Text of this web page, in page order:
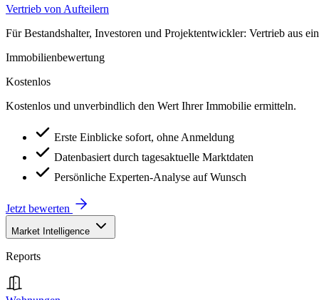
Vertrieb von Aufteilern
Für Bestandshalter, Investoren und Projektentwickler: Vertrieb aus
Immobilienbewertung
Kostenlos
Kostenlos und unverbindlich den Wert Ihrer Immobilie ermitteln.
Erste Einblicke sofort, ohne Anmeldung
Datenbasiert durch tagesaktuelle Marktdaten
Persönliche Experten-Analyse auf Wunsch
Jetzt bewerten
Market Intelligence
Reports